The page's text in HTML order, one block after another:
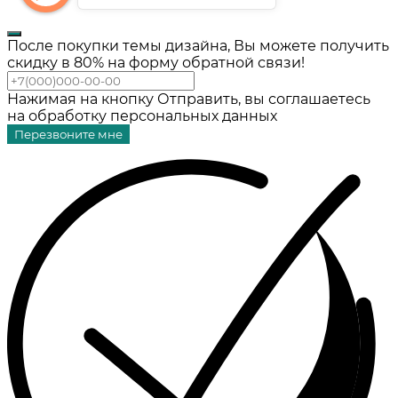
После покупки темы дизайна, Вы можете получить
скидку в 80% на форму обратной связи!
Нажимая на кнопку Отправить, вы соглашаетесь
на обработку персональных данных
Перезвоните мне